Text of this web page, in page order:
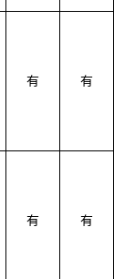
有 有
有 有